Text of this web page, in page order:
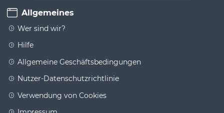
Allgemeines
Wer sind wir?
Hilfe
Allgemeine Geschäftsbedingungen
Nutzer-Datenschutzrichtlinie
Verwendung von Cookies